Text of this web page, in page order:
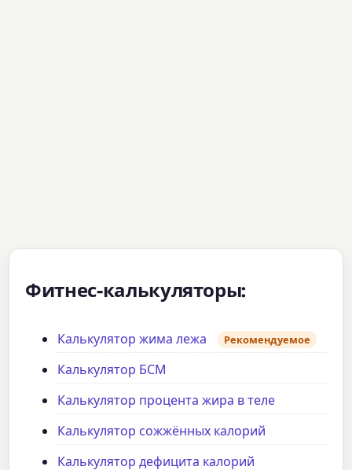
Фитнес-калькуляторы:
Калькулятор жима лежа Рекомендуемое
Калькулятор БСМ
Калькулятор процента жира в теле
Калькулятор сожжённых калорий
Калькулятор дефицита калорий